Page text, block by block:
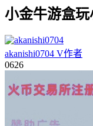
小金牛游盒
akanishi0704 V作者
0626